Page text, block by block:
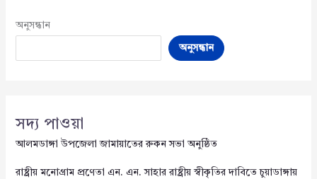
অনুসন্ধান
অনুসন্ধান
সদ্য পাওয়া
আলমডাঙ্গা উপজেলা জামায়াতের রুকন সভা অনুষ্ঠিত
রাষ্ট্রীয় মনোগ্রাম প্রণেতা এন. এন. সাহার রাষ্ট্রীয় স্বীকৃতির দাবিতে চুয়াডাঙ্গায়